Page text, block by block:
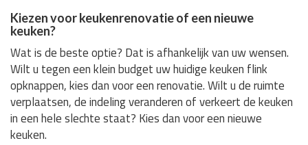
Kiezen voor keukenrenovatie of een nieuwe
keuken?
Wat is de beste optie? Dat is afhankelijk van uw wensen.
Wilt u tegen een klein budget uw huidige keuken flink
opknappen, kies dan voor een renovatie. Wilt u de ruimte
verplaatsen, de indeling veranderen of verkeert de keuken
in een hele slechte staat? Kies dan voor een nieuwe
keuken.